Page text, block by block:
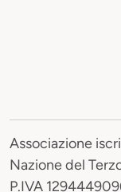
Associazione
Nazione del
P.IVA